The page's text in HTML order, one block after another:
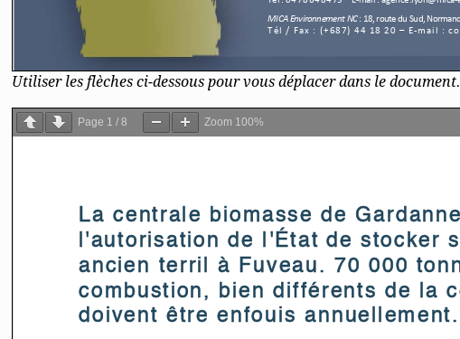
Utiliser les flèches ci-dessous pour vous déplacer dans le document.
Page 1 /8 Zoom 100%